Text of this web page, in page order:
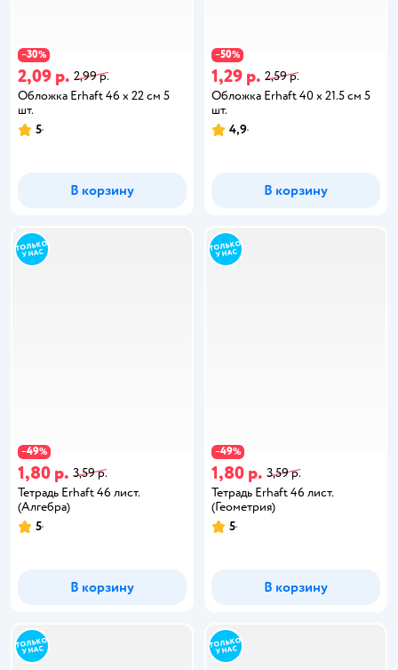
−30%
2,09 р. 2,99 р.
Обложка Erhaft 46 x 22 см 5
шт.
5
В корзину
−50%
1,29 р. 2,59 р.
Обложка Erhaft 40 x 21.5 см 5
шт.
4,9
В корзину
−49%
1,80 р. 3,59 р.
Тетрадь Erhaft 46 лист.
(Алгебра)
5
В корзину
−49%
1,80 р. 3,59 р.
Тетрадь Erhaft 46 лист.
(Геометрия)
5
В корзину